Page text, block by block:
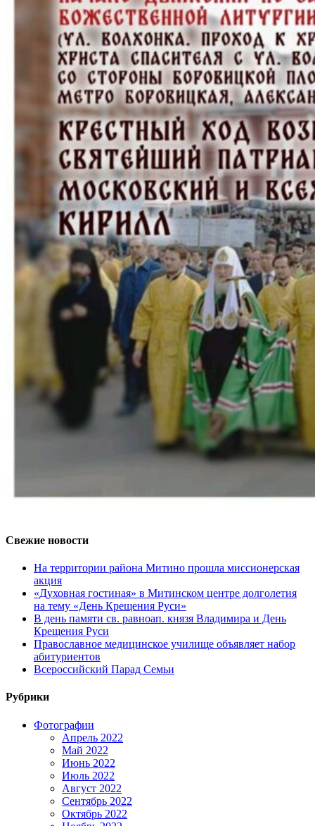
Свежие новости
На территории района Митино прошла миссионерская
акция
«Духовная гостиная» в Митинском центре долголетия
на тему «День Крещения Руси»
В день памяти св. равноап. князя Владимира и День
Крещения Руси
Православное медицинское училище объявляет набор
абитуриентов
Всероссийский Парад Семьи
Рубрики
Фотографии
Апрель 2022
Май 2022
Июнь 2022
Июль 2022
Август 2022
Сентябрь 2022
Октябрь 2022